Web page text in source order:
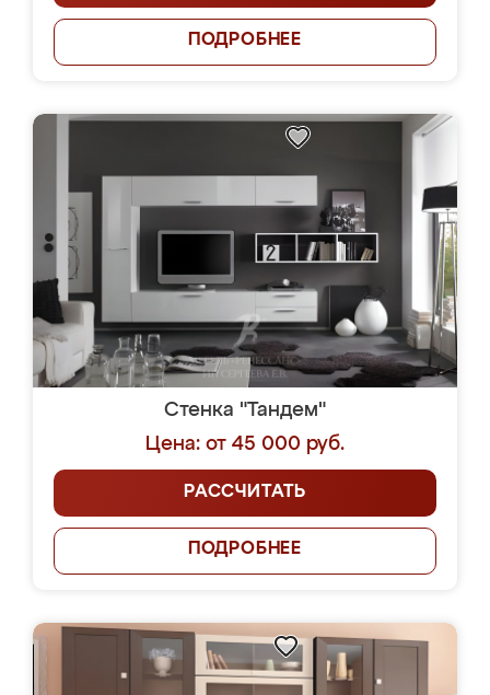
ПОДРОБНЕЕ
Стенка "Тандем"
Цена: от 45 000 руб.
РАССЧИТАТЬ
ПОДРОБНЕЕ